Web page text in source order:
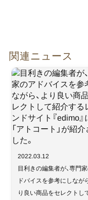
関連ニュース
2022.03.12
目利きの編集者が、専門
ドバイスを参考にしなが
り良い商品をセレクトし